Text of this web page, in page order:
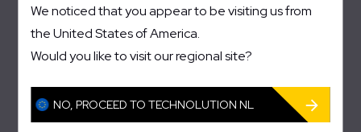
draagt je ideeën enthousiast uit
feiten, logica en concrete voorbeelden
We noticed that you appear to be visiting us from
the United States of America.
Would you like to visit our regional site?
NO, PROCEED TO TECHNOLUTION NL